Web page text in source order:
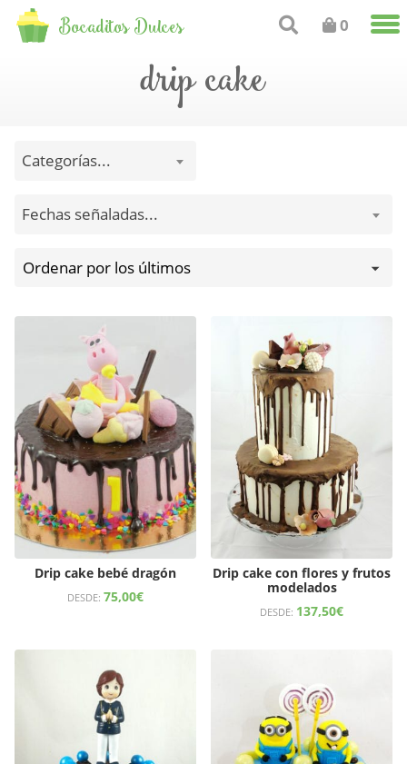
Bocaditos Dulces 0
drip cake
Categorías...
Fechas señaladas...
Drip cake bebé dragón
DESDE: 75,00€
Drip cake con flores y frutos
modelados
DESDE: 137,50€